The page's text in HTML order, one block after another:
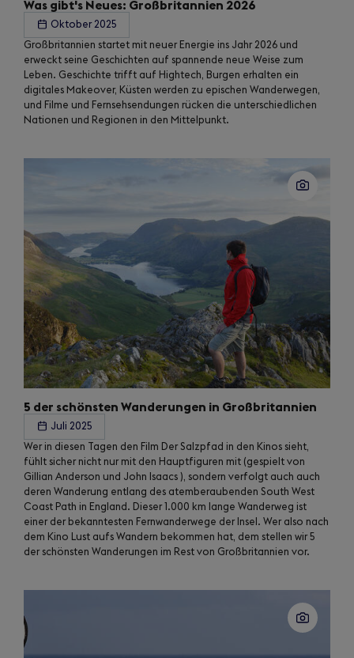
Was gibt's Neues: Großbritannien 2026
Oktober 2025
Großbritannien startet mit neuer Energie ins Jahr 2026 und
erweckt seine Geschichten auf spannende neue Weise zum
Leben. Geschichte trifft auf Hightech, Burgen erhalten ein
digitales Makeover, Küsten werden zu epischen Wanderwegen,
und Filme und Fernsehsendungen rücken die unterschiedlichen
Nationen und Regionen in den Mittelpunkt.
5 der schönsten Wanderungen in Großbritannien
Juli 2025
Wer in diesen Tagen den Film Der Salzpfad in den Kinos sieht,
fühlt sicher nicht nur mit den Hauptfiguren mit (gespielt von
Gillian Anderson und John Isaacs ), sondern verfolgt auch auch
deren Wanderung entlang des atemberaubenden South West
Coast Path in England. Dieser 1.000 km lange Wanderweg ist
einer der bekanntesten Fernwanderwege der Insel. Wer also nach
dem Kino Lust aufs Wandern bekommen hat, dem stellen wir 5
der schönsten Wanderungen im Rest von Großbritannien vor.